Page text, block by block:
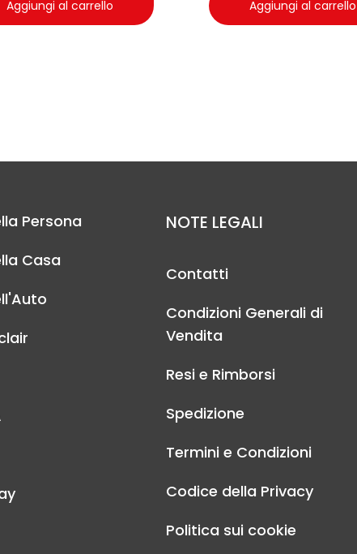
Aggiungi al carrello Aggiungi al carrello
Persona
Casa
NOTE LEGALI
Contatti
Condizioni Generali di
Vendita
Resi e Rimborsi
Spedizione
Termini e Condizioni
Codice della Privacy
Politica sui cookie